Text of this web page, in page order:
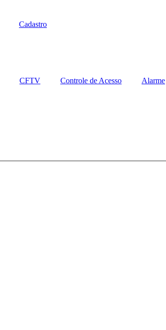
Cadastro
CFTV Controle de Acesso Alarme